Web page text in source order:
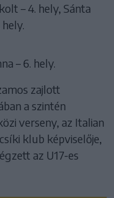
– 4. hely, Sánta
– 6. hely.
zajlott
a szintén
verseny, az Italian
klub képviselője,
az U17-es